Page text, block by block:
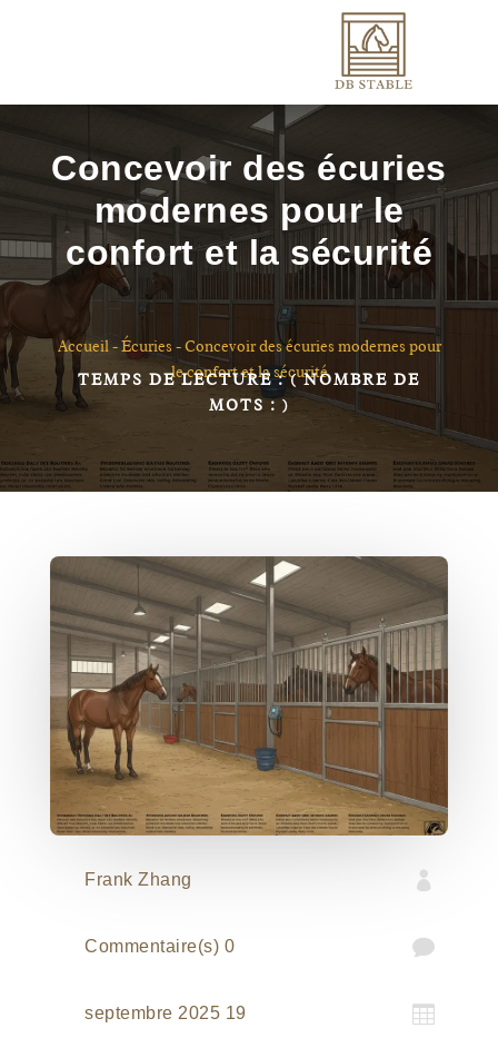
Concevoir des écuries
modernes pour le
confort et la sécurité
Accueil-Écuries-Concevoir des écuries modernes pour
le confort et la sécurité
TEMPS DE LECTURE :( NOMBRE DE
MOTS :
)
Frank Zhang